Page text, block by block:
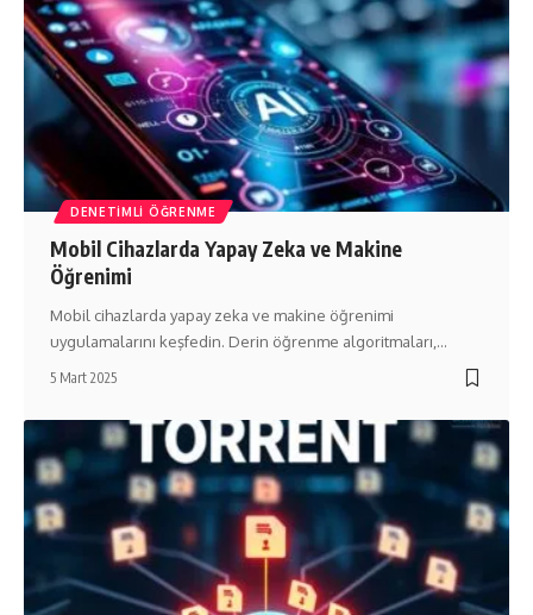
DENETIMLI ÖĞRENME
Mobil Cihazlarda Yapay Zeka ve Makine
Öğrenimi
Mobil cihazlarda yapay zeka ve makine öğrenimi
uygulamalarını keşfedin. Derin öğrenme algoritmaları,…
5 Mart 2025